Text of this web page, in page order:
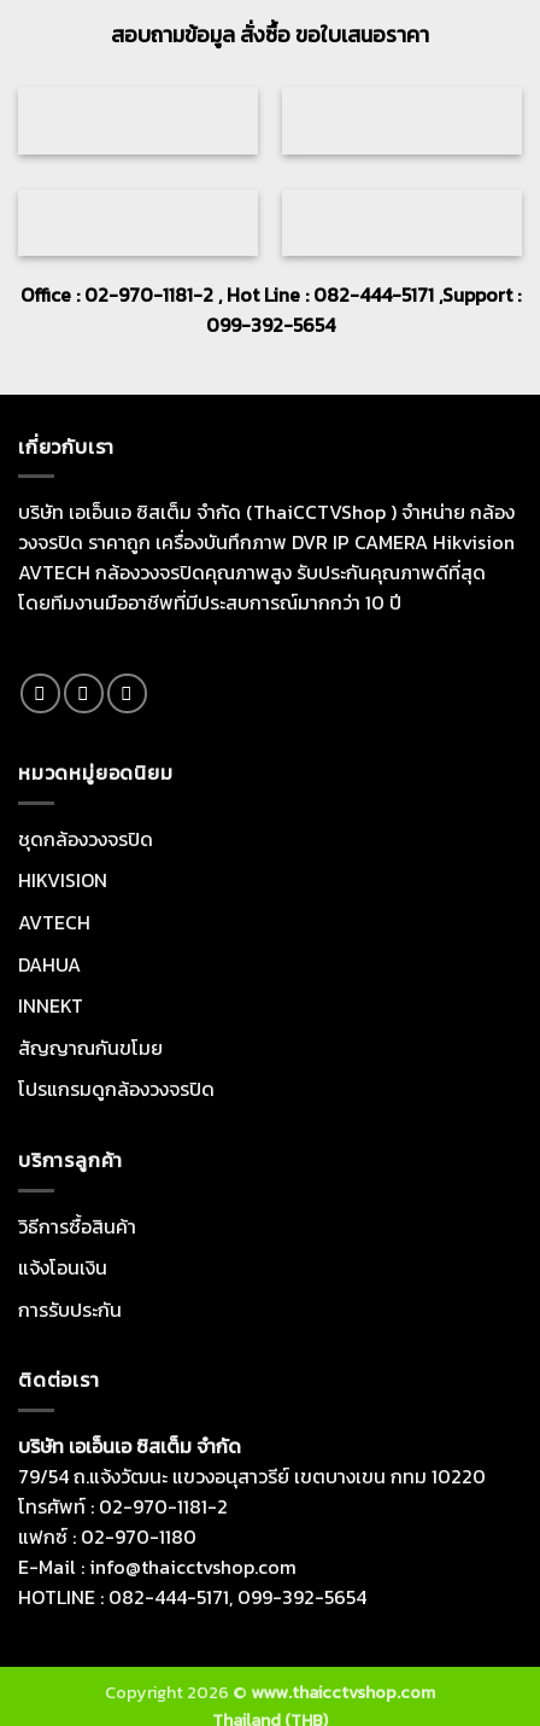
สอบถามข้อมูล สั่งซื้อ ขอใบเสนอราคา
Office : 02-970-1181-2 , Hot Line : 082-444-5171 ,Support :
099-392-5654
เกี่ยวกับเรา
บริษัท เอเอ็นเอ ซิสเต็ม จำกัด (ThaiCCTVShop ) จำหน่าย กล้อง
วงจรปิด ราคาถูก เครื่องบันทึกภาพ DVR IP CAMERA Hikvision
AVTECH กล้องวงจรปิดคุณภาพสูง รับประกันคุณภาพดีที่สุด
โดยทีมงานมืออาชีพที่มีประสบการณ์มากกว่า 10 ปี
หมวดหมู่ยอดนิยม
ชุดกล้องวงจรปิด
HIKVISION
AVTECH
DAHUA
INNEKT
สัญญาณกันขโมย
โปรแกรมดูกล้องวงจรปิด
บริการลูกค้า
วิธีการซื้อสินค้า
แจ้งโอนเงิน
การรับประกัน
ติดต่อเรา
บริษัท เอเอ็นเอ ซิสเต็ม จำกัด
79/54 ถ.แจ้งวัฒนะ แขวงอนุสาวรีย์ เขตบางเขน กทม 10220
โทรศัพท์ : 02-970-1181-2
แฟกซ์ : 02-970-1180
E-Mail : info@thaicctvshop.com
HOTLINE : 082-444-5171, 099-392-5654
Copyright 2026 © www.thaicctvshop.com
Thailand (THB)